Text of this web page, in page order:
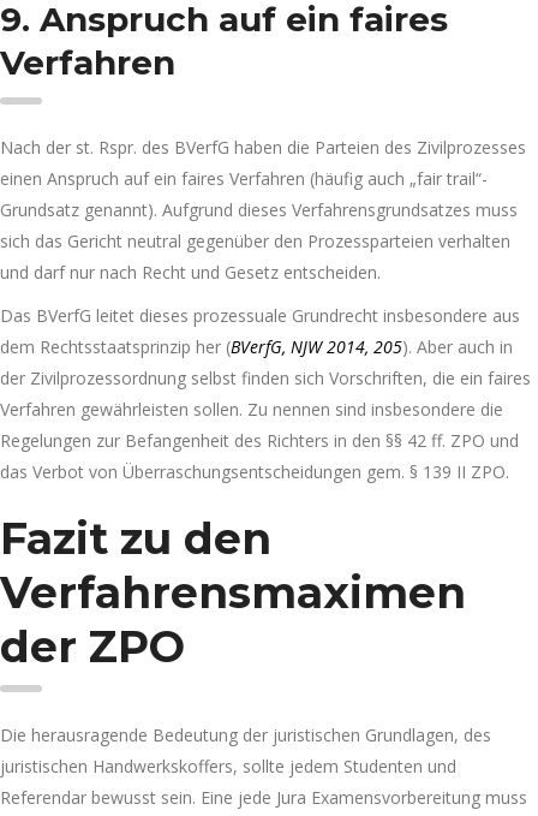
9. Anspruch auf ein faires
Verfahren
Nach der st. Rspr. des BVerfG haben die Parteien des Zivilprozesses
einen Anspruch auf ein faires Verfahren (häufig auch „fair trail“-
Grundsatz genannt). Aufgrund dieses Verfahrensgrundsatzes muss
sich das Gericht neutral gegenüber den Prozessparteien verhalten
und darf nur nach Recht und Gesetz entscheiden.
Das BVerfG leitet dieses prozessuale Grundrecht insbesondere aus
dem Rechtsstaatsprinzip her (BVerfG, NJW 2014, 205). Aber auch in
der Zivilprozessordnung selbst finden sich Vorschriften, die ein faires
Verfahren gewährleisten sollen. Zu nennen sind insbesondere die
Regelungen zur Befangenheit des Richters in den §§ 42 ff. ZPO und
das Verbot von Überraschungsentscheidungen gem. § 139 II ZPO.
Fazit zu den
Verfahrensmaximen
der ZPO
Die herausragende Bedeutung der juristischen Grundlagen, des
juristischen Handwerkskoffers, sollte jedem Studenten und
Referendar bewusst sein. Eine jede Jura Examensvorbereitung muss